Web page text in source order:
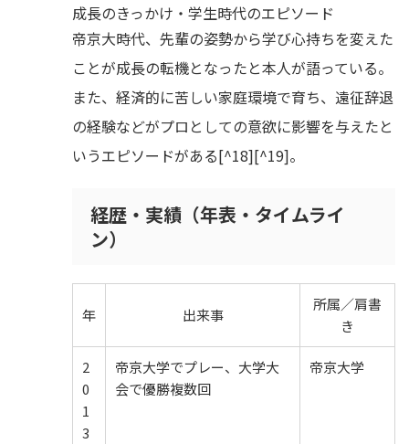
成長のきっかけ・学生時代のエピソード
帝京大時代、先輩の姿勢から学び心持ちを変えた
ことが成長の転機となったと本人が語っている。
また、経済的に苦しい家庭環境で育ち、遠征辞退
の経験などがプロとしての意欲に影響を与えたと
いうエピソードがある[^18][^19]。
経歴・実績（年表・タイムライ
ン）
年 出来事
所属／肩書
き
2
0
1
3
帝京大学でプレー、大学大
会で優勝複数回
帝京大学